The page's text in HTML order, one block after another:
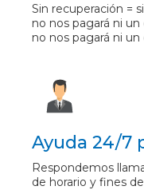
Sin recuperación =
no nos pagará ni
no nos pagará ni
Ayuda 24/7
Respondemos
de horario y fines